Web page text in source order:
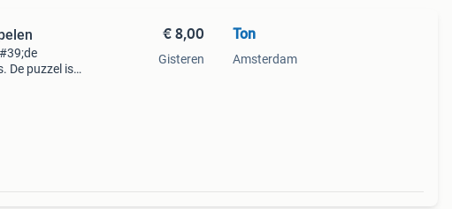
De puzzel is
€ 8,00
Gisteren
Ton
Amsterdam